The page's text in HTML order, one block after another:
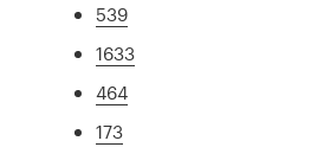
539
1633
464
173